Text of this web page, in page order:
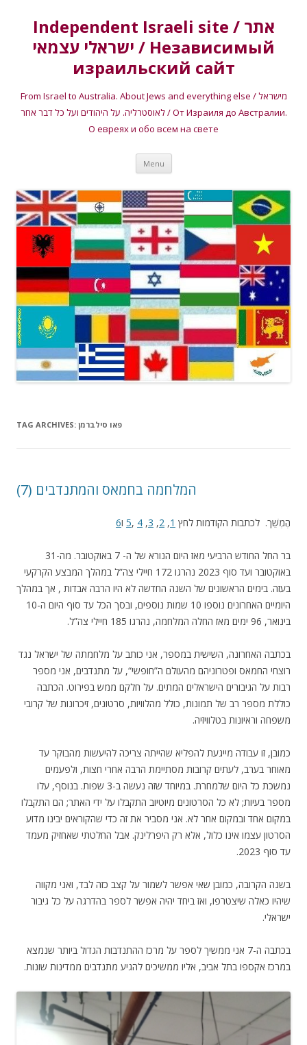
Independent Israeli site / אתר
ישראלי עצמאי / Независимый
израильский сайт
From Israel to Australia. About Jews and everything else / מישראל
לאוסטרליה. על היהודים ועל כל דבר אחר / От Израиля до Австралии.
О евреях и обо всем на свете
Menu Skip
content
TAG ARCHIVES: פאו סילברמן
(7) המלחמה בחמאס והמתנדבים
הֶמְשֵׁך. לכתבות הקודמות לחץ 1
,
2
,
3
,
4
,
5 ו6
בר החל החודש הרביעי מאז היום הנורא של ה- 7 באוקטובר. מה-31
באוקטובר ועד סוף 2023 נהרגו 172 חיילי צה”ל במהלך המבצע הקרקעי
בעזה. בימים הראשונים של השנה החדשה לא היו הרבה אבדות , אך במהלך
היומיים האחרונים נוספו 10 שמות נוספים, ובסך הכל עד סוף היום ה-10
בינואר, 96 ימים מאז החלה המלחמה, נהרגו 185 חיילי צה”ל.
בכתבה האחרונה, השישית במספר, אני כותב על מלחמתה של ישראל נגד
רוצחי החמאס ופטרוניהם מהעולם ה”חופשי“, על מתנדבים, אני מספר
רבות על הגיבורים הישראלים המתים. על חלקם ממש בפירוט. הכתבה
כוללת מספר רב של תמונות, כולל מהלוויות, סרטונים, זיכרונות של קרובי
משפחה וראיונות בטלוויזיה.
כמובן, זו עבודה מייגעת להפליא שהייתה צריכה להיעשות מהבוקר עד
מאוחר בערב, לעתים קרובות מסתיימת הרבה אחרי חצות, ולפעמים
נמשכת כל היום שלמחרת. במיוחד שזה נעשה ב-3 שפות. בנוסף, עלו
מספר בעיות; לא כל הסרטונים מיוטיוב התקבלו על ידי האתר; הם התקבלו
במקום אחד ובמקום אחר לא. אני מסביר את זה כדי שהקוראים יבינו מדוע
הסרטון עצמו אינו כלול, אלא רק היפרלינק. אבל החלטתי שאחזיק מעמד
עד סוף 2023.
בשנה הקרובה, כמובן שאי אפשר לשמור על קצב כזה לבד, ואני מקווה
שיהיו כאלה שיצטרפו, ואז ביחד יהיה אפשר לספר בהדרגה על כל גיבור
ישראלי.
בכתבה ה-7 אני ממשיך לספר על מרכז ההתנדבות הגדול ביותר שנמצא
במרכז אקספו בתל אביב, אליו ממשיכים להגיע מתנדבים ממדינות שונות.